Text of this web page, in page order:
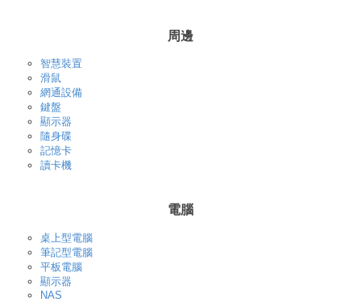
周邊
智慧裝置
滑鼠
網通設備
鍵盤
顯示器
隨身碟
記憶卡
讀卡機
電腦
桌上型電腦
筆記型電腦
平板電腦
顯示器
NAS